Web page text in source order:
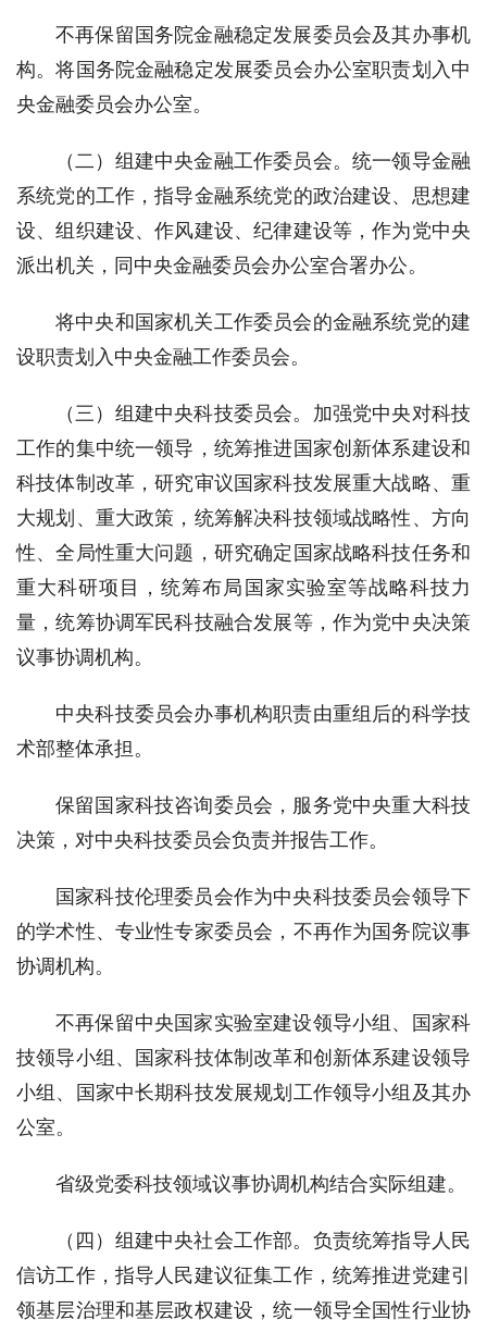
不再保留国务院金融稳定发展委员会及其办事机
构。将国务院金融稳定发展委员会办公室职责划入中
央金融委员会办公室。
（二）组建中央金融工作委员会。统一领导金融
系统党的工作，指导金融系统党的政治建设、思想建
设、组织建设、作风建设、纪律建设等，作为党中央
派出机关，同中央金融委员会办公室合署办公。
将中央和国家机关工作委员会的金融系统党的建
设职责划入中央金融工作委员会。
（三）组建中央科技委员会。加强党中央对科技
工作的集中统一领导，统筹推进国家创新体系建设和
科技体制改革，研究审议国家科技发展重大战略、重
大规划、重大政策，统筹解决科技领域战略性、方向
性、全局性重大问题，研究确定国家战略科技任务和
重大科研项目，统筹布局国家实验室等战略科技力
量，统筹协调军民科技融合发展等，作为党中央决策
议事协调机构。
中央科技委员会办事机构职责由重组后的科学技
术部整体承担。
保留国家科技咨询委员会，服务党中央重大科技
决策，对中央科技委员会负责并报告工作。
国家科技伦理委员会作为中央科技委员会领导下
的学术性、专业性专家委员会，不再作为国务院议事
协调机构。
不再保留中央国家实验室建设领导小组、国家科
技领导小组、国家科技体制改革和创新体系建设领导
小组、国家中长期科技发展规划工作领导小组及其办
公室。
省级党委科技领域议事协调机构结合实际组建。
（四）组建中央社会工作部。负责统筹指导人民
信访工作，指导人民建议征集工作，统筹推进党建引
领基层治理和基层政权建设，统一领导全国性行业协